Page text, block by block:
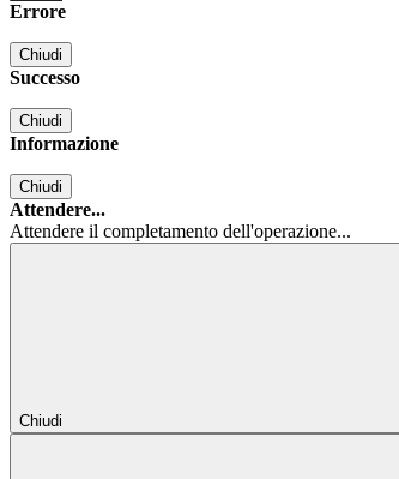
Errore
Chiudi
Successo
Chiudi
Informazione
Chiudi
Attendere...
Attendere il completamento dell'operazione...
Chiudi